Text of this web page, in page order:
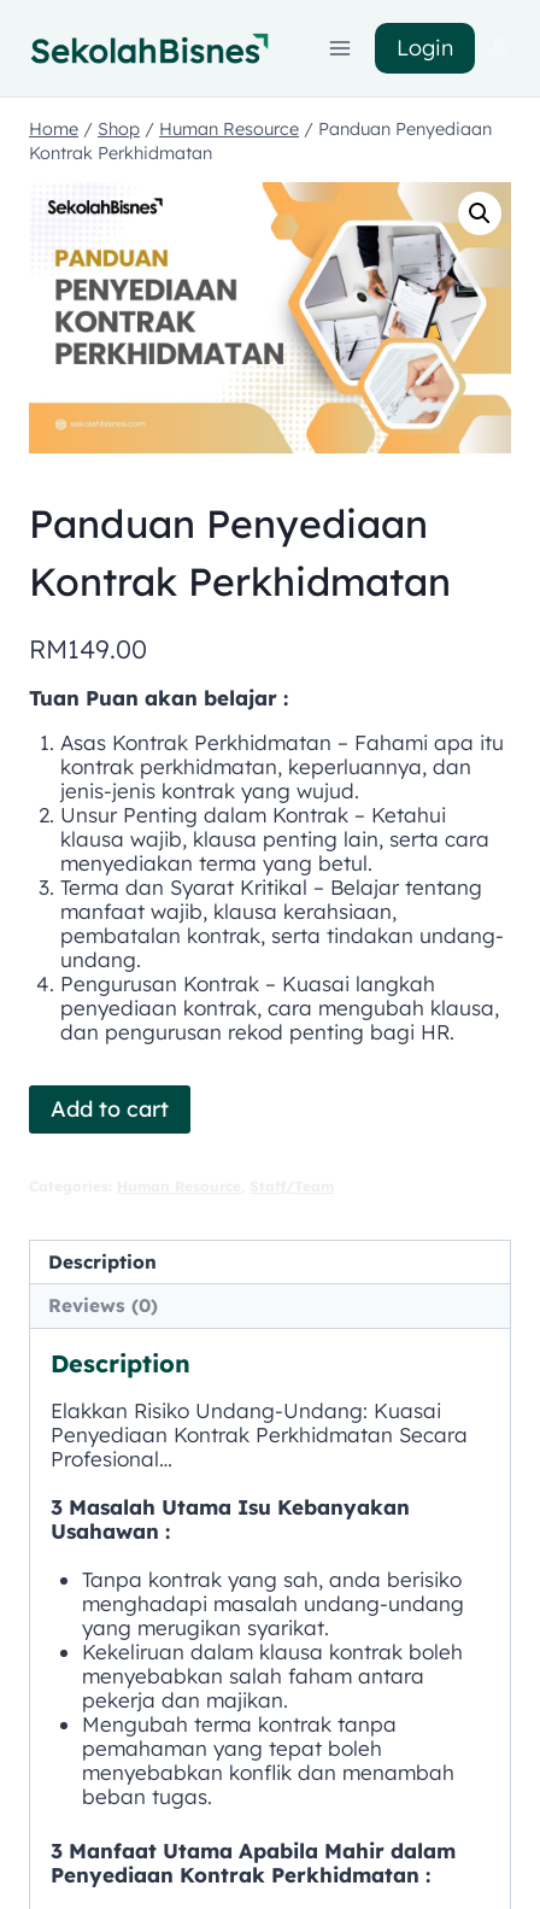
Login
Home / Shop / Human Resource / Panduan Penyediaan
Kontrak Perkhidmatan
Panduan Penyediaan
Kontrak Perkhidmatan
RM149.00
Tuan Puan akan belajar :
Asas Kontrak Perkhidmatan – Fahami apa itu
kontrak perkhidmatan, keperluannya, dan
jenis-jenis kontrak yang wujud.
Unsur Penting dalam Kontrak – Ketahui
klausa wajib, klausa penting lain, serta cara
menyediakan terma yang betul.
Terma dan Syarat Kritikal – Belajar tentang
manfaat wajib, klausa kerahsiaan,
pembatalan kontrak, serta tindakan undang-
undang.
Pengurusan Kontrak – Kuasai langkah
penyediaan kontrak, cara mengubah klausa,
dan pengurusan rekod penting bagi HR.
Add to cart
Description
Reviews (0)
Description
Elakkan Risiko Undang-Undang: Kuasai
Penyediaan Kontrak Perkhidmatan Secara
Profesional…
3 Masalah Utama Isu Kebanyakan
Usahawan :
Tanpa kontrak yang sah, anda berisiko
menghadapi masalah undang-undang
yang merugikan syarikat.
Kekeliruan dalam klausa kontrak boleh
menyebabkan salah faham antara
pekerja dan majikan.
Mengubah terma kontrak tanpa
pemahaman yang tepat boleh
menyebabkan konflik dan menambah
beban tugas.
3 Manfaat Utama Apabila Mahir dalam
Penyediaan Kontrak Perkhidmatan :